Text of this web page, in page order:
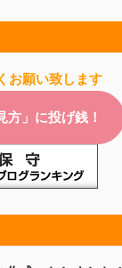
お願い致します